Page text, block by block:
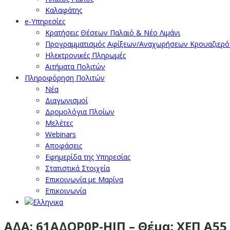
Καλαφάτης
e-Υπηρεσίες
Κρατήσεις Θέσεων Παλαιό & Νέο Λιμάνι
Προγραμματισμός Αφίξεων/Αναχωρήσεων
Ηλεκτρονικές Πληρωμές
Αιτήματα Πολιτών
Πληροφόρηση Πολιτών
Νέα
Διαγωνισμοί
Δρομολόγια Πλοίων
Μελέτες
Webinars
Αποφάσεις
Εφημερίδα της Υπηρεσίας
Στατιστικά Στοιχεία
Επικοινωνία με Μαρίνα
Επικοινωνία
ΑΔΑ: 61ΑΔΟΡ0Ρ-ΗΙΠ – Θέμα: ΧΕΠ Α55